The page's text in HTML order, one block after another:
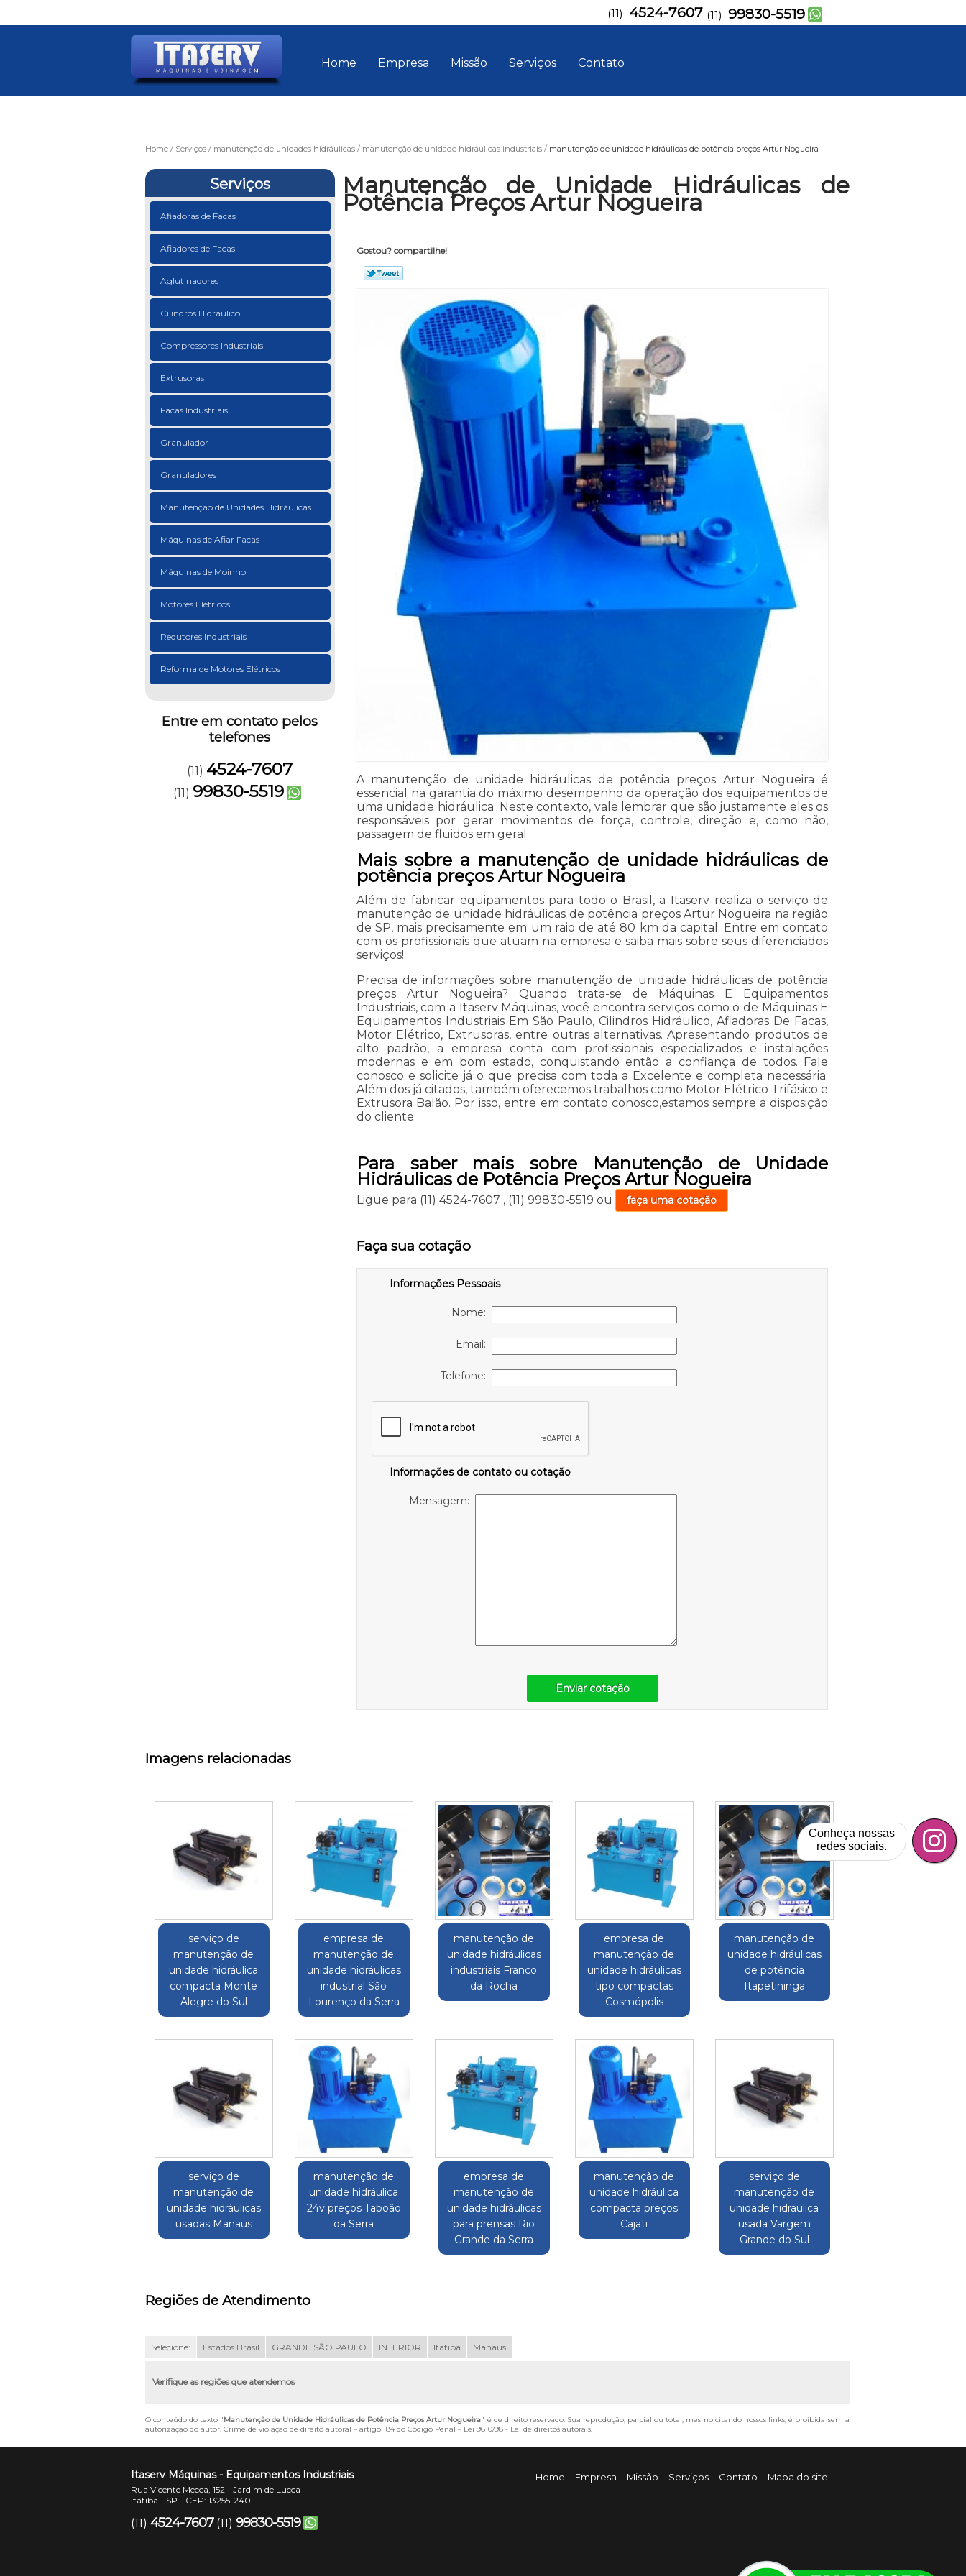
Home Empresa Missão Serviços Contato
(11) 4524-7607 (11) 99830-5519
Home Serviços manutenção de unidades hidráulicas manutenção de unidade hidráulicas industriais manutenção de unidade hidráulicas de potência preços Artur Nogueira
Serviços
Afiadoras de Facas
Afiadores de Facas
Aglutinadores
Cilindros Hidráulico
Compressores Industriais
Extrusoras
Facas Industriais
Granulador
Granuladores
Manutenção de Unidades Hidráulicas
Máquinas de Afiar Facas
Máquinas de Moinho
Motores Elétricos
Redutores Industriais
Reforma de Motores Elétricos
Entre em contato pelos
telefones
(11) 4524-7607
(11) 99830-5519
Manutenção de Unidade Hidráulicas de
Potência Preços Artur Nogueira
Gostou? compartilhe!
A manutenção de unidade hidráulicas de potência preços Artur Nogueira é
essencial na garantia do máximo desempenho da operação dos equipamentos de
uma unidade hidráulica. Neste contexto, vale lembrar que são justamente eles os
responsáveis por gerar movimentos de força, controle, direção e, como não,
passagem de fluidos em geral.
Mais sobre a manutenção de unidade hidráulicas de
potência preços Artur Nogueira
Além de fabricar equipamentos para todo o Brasil, a Itaserv realiza o serviço de
manutenção de unidade hidráulicas de potência preços Artur Nogueira na região
de SP, mais precisamente em um raio de até 80 km da capital. Entre em contato
com os profissionais que atuam na empresa e saiba mais sobre seus diferenciados
serviços!
Precisa de informações sobre manutenção de unidade hidráulicas de potência
preços Artur Nogueira? Quando trata-se de Máquinas E Equipamentos
Industriais, com a Itaserv Máquinas, você encontra serviços como o de Máquinas E
Equipamentos Industriais Em São Paulo, Cilindros Hidráulico, Afiadoras De Facas,
Motor Elétrico, Extrusoras, entre outras alternativas. Apresentando produtos de
alto padrão, a empresa conta com profissionais especializados e instalações
modernas e em bom estado, conquistando então a confiança de todos. Fale
conosco e solicite já o que precisa com toda a Excelente e completa necessária.
Além dos já citados, também oferecemos trabalhos como Motor Elétrico Trifásico e
Extrusora Balão. Por isso, entre em contato conosco,estamos sempre a disposição
do cliente.
Para saber mais sobre Manutenção de Unidade
Hidráulicas de Potência Preços Artur Nogueira
Ligue para (11) 4524-7607 , (11) 99830-5519 ou faça uma cotação
Faça sua cotação
Informações Pessoais
Nome:
Email:
Telefone:
Informações de contato ou cotação
Mensagem:
Enviar cotação
Imagens relacionadas
serviço de
manutenção de
unidade hidráulica
compacta Monte
Alegre do Sul
empresa de
manutenção de
unidade hidráulicas
industrial São
Lourenço da Serra
manutenção de
unidade hidráulicas
industriais Franco
da Rocha
empresa de
manutenção de
unidade hidráulicas
tipo compactas
Cosmópolis
manutenção de
unidade hidráulicas
de potência
Itapetininga
serviço de
manutenção de
unidade hidráulicas
usadas Manaus
manutenção de
unidade hidráulica
24v preços Taboão
da Serra
empresa de
manutenção de
unidade hidráulicas
para prensas Rio
Grande da Serra
manutenção de
unidade hidráulica
compacta preços
Cajati
serviço de
manutenção de
unidade hidraulica
usada Vargem
Grande do Sul
Regiões de Atendimento
Selecione: Estados Brasil GRANDE SÃO PAULO INTERIOR Itatiba Manaus
Verifique as regiões que atendemos
O conteúdo do texto "Manutenção de Unidade Hidráulicas de Potência Preços Artur Nogueira" é de direito reservado. Sua reprodução, parcial ou total, mesmo citando nossos links, é proibida sem a
autorização do autor. Crime de violação de direito autoral – artigo 184 do Código Penal – Lei 9610/98 - Lei de direitos autorais.
Itaserv Máquinas - Equipamentos Industriais
Rua Vicente Mecca, 152 - Jardim de Lucca
Itatiba - SP - CEP: 13255-240
(11) 4524-7607 (11) 99830-5519
Home Empresa Missão Serviços Contato Mapa do site
Conheça nossas
redes sociais.